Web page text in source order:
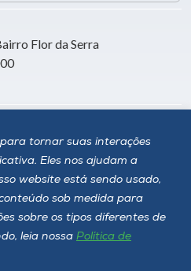
tornar suas interações
Eles nos ajudam a
website está sendo usado,
sob medida para
sobre os tipos diferentes de
leia nossa Política de
Flor da Serra